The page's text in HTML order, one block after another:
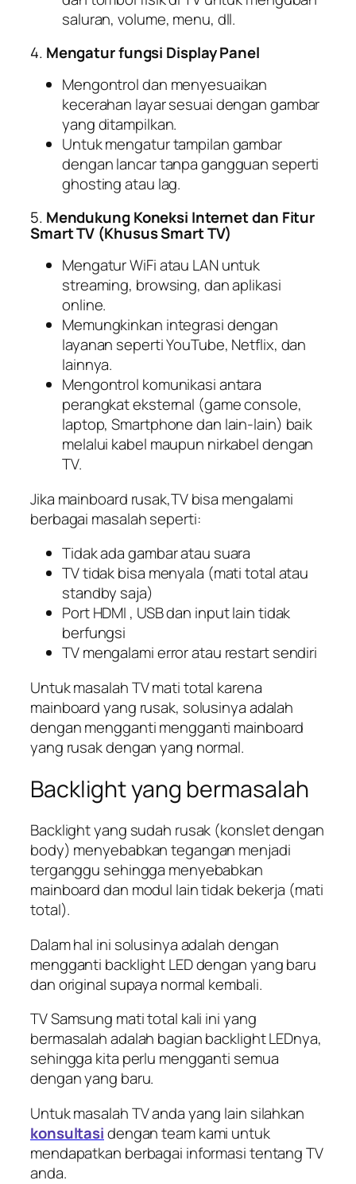
saluran, volume, menu, dll.
4. Mengatur fungsi Display Panel
Mengontrol dan menyesuaikan
kecerahan layar sesuai dengan gambar
yang ditampilkan.
Untuk mengatur tampilan gambar
dengan lancar tanpa gangguan seperti
ghosting atau lag.
5. Mendukung Koneksi Internet dan Fitur
Smart TV (Khusus Smart TV)
Mengatur WiFi atau LAN untuk
streaming, browsing, dan aplikasi
online.
Memungkinkan integrasi dengan
layanan seperti YouTube, Netflix, dan
lainnya.
Mengontrol komunikasi antara
perangkat eksternal (game console,
laptop, Smartphone dan lain-lain) baik
melalui kabel maupun nirkabel dengan
TV.
Jika mainboard rusak,TV bisa mengalami
berbagai masalah seperti:
Tidak ada gambar atau suara
TV tidak bisa menyala (mati total atau
standby saja)
Port HDMI , USB dan input lain tidak
berfungsi
TV mengalami error atau restart sendiri
Untuk masalah TV mati total karena
mainboard yang rusak, solusinya adalah
dengan mengganti mengganti mainboard
yang rusak dengan yang normal.
Backlight yang bermasalah
Backlight yang sudah rusak (konslet dengan
body) menyebabkan tegangan menjadi
terganggu sehingga menyebabkan
mainboard dan modul lain tidak bekerja (mati
total).
Dalam hal ini solusinya adalah dengan
mengganti backlight LED dengan yang baru
dan original supaya normal kembali.
TV Samsung mati total kali ini yang
bermasalah adalah bagian backlight LEDnya,
sehingga kita perlu mengganti semua
dengan yang baru.
Untuk masalah TV anda yang lain silahkan
konsultasidengan team kami untuk
mendapatkan berbagai informasi tentang TV
anda.